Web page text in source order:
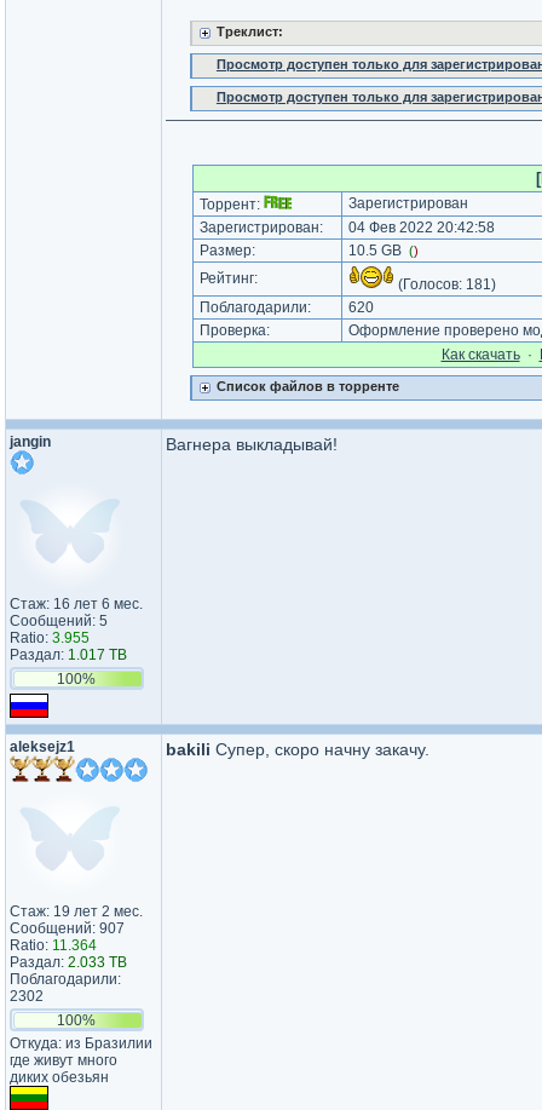
Треклист:
Просмотр доступен только для
Просмотр доступен только для
Торрент:
Зарегистрирован
Зарегистрирован:
04 Фев 2022 20:42:58
Размер:
10.5 GB ()
Рейтинг: (Голосов: 181)
Поблагодарили:
620
Проверка:
Оформление проверено
Как cкачать·
Список файлов в торренте
jangin
Стаж: 16 лет 6 мес.
Сообщений: 5
Ratio: 3.955
Раздал: 1.017 TB
100%
Вагнера выкладывай!
aleksejz1
Стаж: 19 лет 2 мес.
Сообщений: 907
Ratio: 11.364
Раздал: 2.033 TB
Поблагодарили:
2302
100%
Откуда: из Бразилии
где живут много
диких обезьян
bakili Супер, скоро начну закачу.